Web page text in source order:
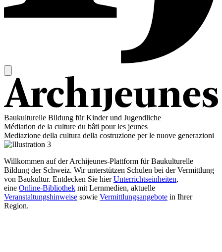
Baukulturelle Bildung für Kinder und Jugendliche
Médiation de la culture du bâti pour les jeunes
Mediazione della cultura della costruzione per le nuove generazioni
Willkommen auf der Archijeunes-Plattform für Baukulturelle
Bildung der Schweiz. Wir unterstützen Schulen bei der Vermittlung
von Baukultur. Entdecken Sie hierUnterrichtseinheiten,
eine Online-Bibliothek mit Lernmedien, aktuelle
Veranstaltungshinweise sowie Vermittlungsangebote in Ihrer
Region.